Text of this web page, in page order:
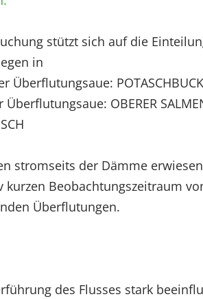
stützt sich auf die
in
OBERER
stromseits der Dämme
Beobachtungszeitraum
Überflutungen.
des Flusses stark
Social Media
von